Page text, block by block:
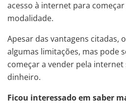
acesso à internet para
modalidade.
Apesar das vantagens citadas,
algumas limitações, mas pode
começar a vender pela
dinheiro.
Ficou interessado em saber